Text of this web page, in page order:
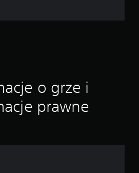
2
o grze i
prawne